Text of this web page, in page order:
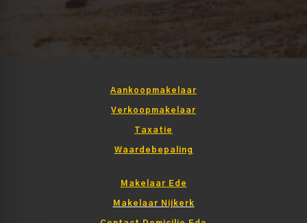
Aankoopmakelaar
Verkoopmakelaar
Taxatie
Waardebepaling
Makelaar Ede
Makelaar Nijkerk